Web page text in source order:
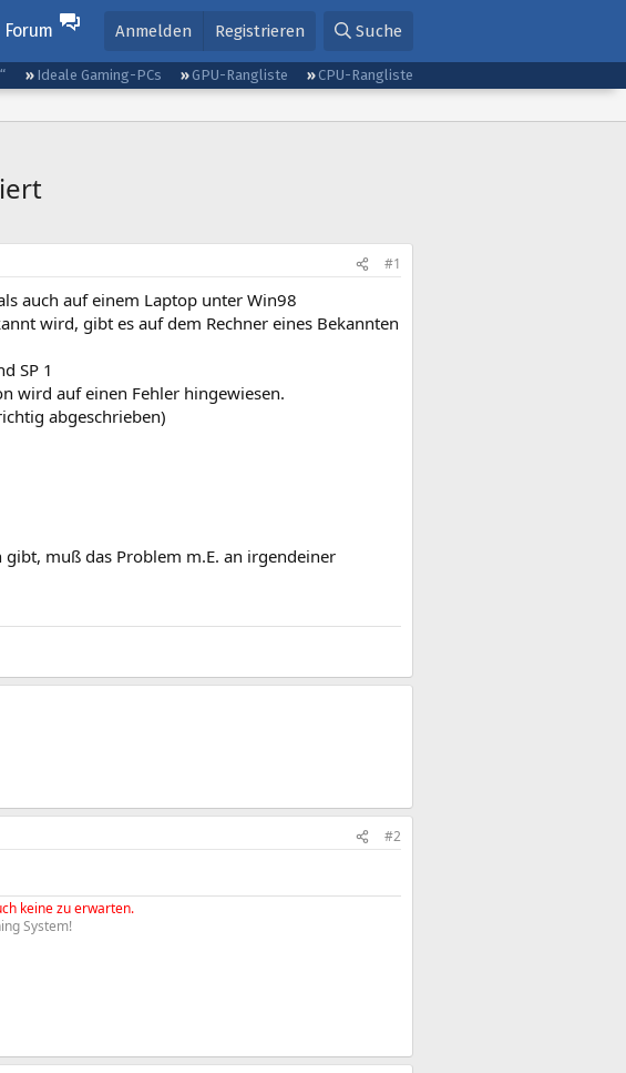
Forum Anmelden Registrieren Suche
Ideale Gaming-PCs GPU-Rangliste
CPU-Rangliste
#1
auch auf einem Laptop unter Win98
wird, gibt es auf dem Rechner eines Bekannten
SP 1
wird auf einen Fehler hingewiesen.
abgeschrieben)
muß das Problem m.E. an irgendeiner
#2
keine zu erwarten.
System!